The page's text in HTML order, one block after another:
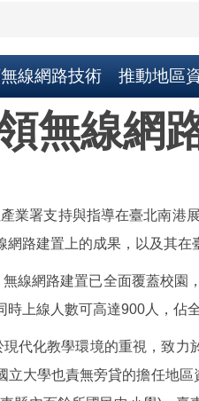
無線網路技術 推動地區
無線網
業署支持與指導在臺北南港
路建置上的成果，以及其
網路建置已全面覆蓋校園，
上線人數可高達900人，佔
化教學環境的重視，致力於
立大學也責無旁貸的擔任地